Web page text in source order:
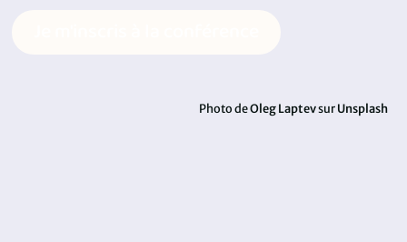
Photo deOleg LaptevsurUnsplash